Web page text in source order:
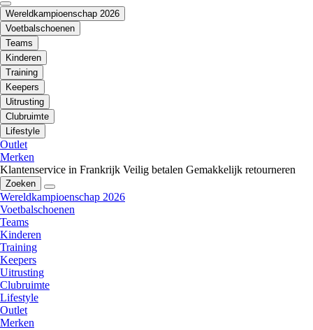
Wereldkampioenschap 2026
Voetbalschoenen
Teams
Kinderen
Training
Keepers
Uitrusting
Clubruimte
Lifestyle
Outlet
Merken
Klantenservice in Frankrijk Veilig betalen Gemakkelijk retourneren
Zoeken
Wereldkampioenschap 2026
Voetbalschoenen
Teams
Kinderen
Training
Keepers
Uitrusting
Clubruimte
Lifestyle
Outlet
Merken